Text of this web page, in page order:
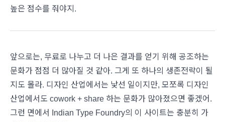
높은 점수를 줘야지.
앞으로는, 무료로 나누고 더 나은 결과를 얻기 위해 공조하는
문화가 점점 더 많아질 것 같아. 그게 또 하나의 생존전략이 될
지도 몰라. 디자인 산업에서는 낯선 일이지만, 모쪼록 디자인
산업에서도 cowork + share 하는 문화가 많아졌으면 좋겠어.
그런 면에서 Indian Type Foundry의 이 사이트는 충분히 가